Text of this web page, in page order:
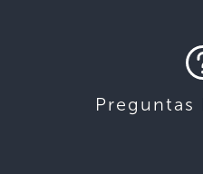
Preguntas